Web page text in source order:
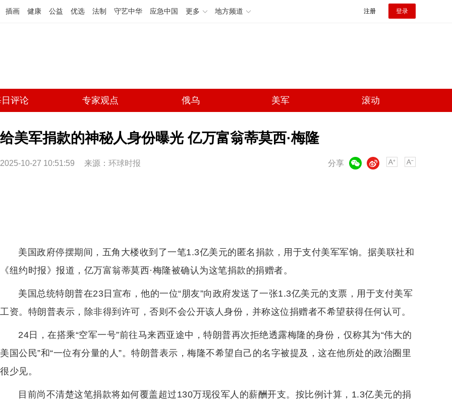
插画 健康 公益 优选 法制 守艺中华 应急中国 更多 地方频道 注册 登录
评论 专家观点 俄乌 美军 滚动
给美军捐款的神秘人身份曝光 亿万富翁蒂莫西·梅隆
2025-10-27 10:51:59 来源： 环球时报 分享
微博
美国政府停摆期间，五角大楼收到了一笔1.3亿美元的匿名捐款，用于支付美军军饷。据美联社和
《纽约时报》报道，亿万富翁蒂莫西·梅隆被确认为这笔捐款的捐赠者。
美国总统特朗普在23日宣布，他的一位“朋友”向政府发送了一张1.3亿美元的支票，用于支付美军
工资。特朗普表示，除非得到许可，否则不会公开该人身份，并称这位捐赠者不希望获得任何认可。
24日，在搭乘“空军一号”前往马来西亚途中，特朗普再次拒绝透露梅隆的身份，仅称其为“伟大的
美国公民”和“一位有分量的人”。特朗普表示，梅隆不希望自己的名字被提及，这在他所处的政治圈里
很少见。
目前尚不清楚这笔捐款将如何覆盖超过130万现役军人的薪酬开支。按比例计算，1.3亿美元的捐